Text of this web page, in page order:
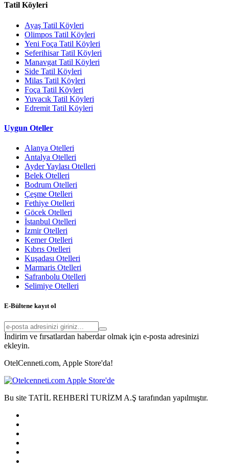
Tatil Köyleri
Ayaş Tatil Köyleri
Olimpos Tatil Köyleri
Yeni Foça Tatil Köyleri
Seferihisar Tatil Köyleri
Manavgat Tatil Köyleri
Side Tatil Köyleri
Milas Tatil Köyleri
Foça Tatil Köyleri
Yuvacık Tatil Köyleri
Edremit Tatil Köyleri
Uygun Oteller
Alanya Otelleri
Antalya Otelleri
Ayder Yaylası Otelleri
Belek Otelleri
Bodrum Otelleri
Çeşme Otelleri
Fethiye Otelleri
Göcek Otelleri
İstanbul Otelleri
İzmir Otelleri
Kemer Otelleri
Kıbrıs Otelleri
Kuşadası Otelleri
Marmaris Otelleri
Safranbolu Otelleri
Selimiye Otelleri
E-Bültene kayıt ol
İndirim ve fırsatlardan haberdar olmak için e-posta adresinizi
ekleyin.
OtelCenneti.com, Apple Store'da!
Bu site TATİL REHBERİ TURİZM A.Ş tarafından yapılmıştır.